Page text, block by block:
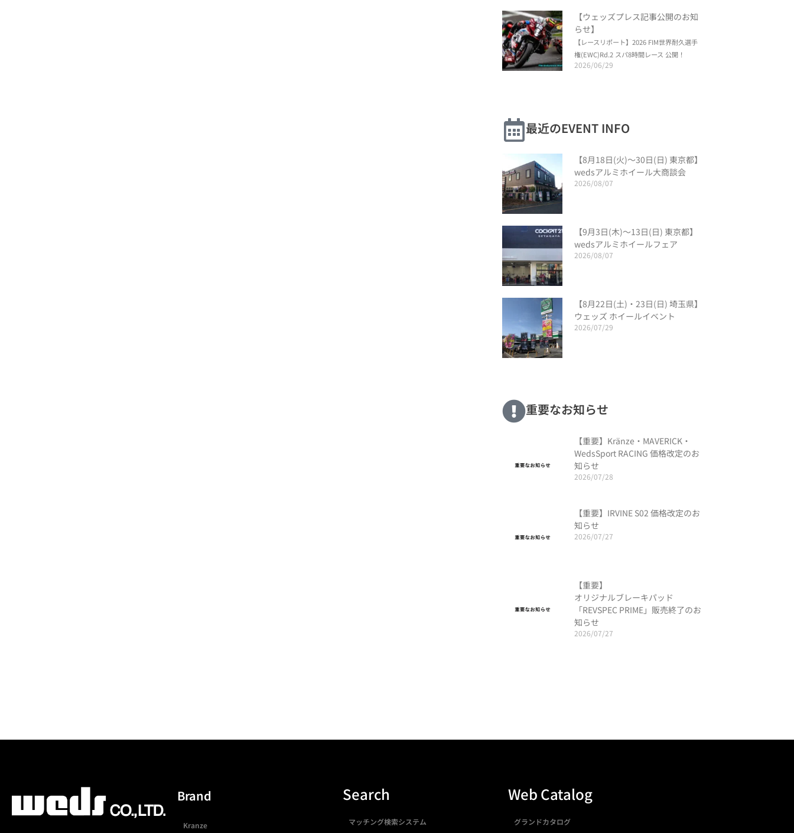
【ウェッズプレス記事公開のお知
らせ】
【レースリポート】2026 FIM世界耐久選手
権(EWC)Rd.2 スパ8時間レース 公開！
2026/06/29
最近のEVENT INFO
【8月18日(火)〜30日(日) 東京都】
wedsアルミホイール大商談会
2026/08/07
【9月3日(木)〜13日(日) 東京都】
wedsアルミホイールフェア
2026/08/07
【8月22日(土)・23日(日) 埼玉県】
ウェッズ ホイールイベント
2026/07/29
重要なお知らせ
【重要】Kränze・MAVERICK・
WedsSport RACING 価格改定のお
知らせ
2026/07/28
【重要】IRVINE S02 価格改定のお
知らせ
2026/07/27
【重要】
オリジナルブレーキパッド
「REVSPEC PRIME」販売終了のお
知らせ
2026/07/27
Brand
Kranze
Search
マッチング検索システム
Web Catalog
グランドカタログ